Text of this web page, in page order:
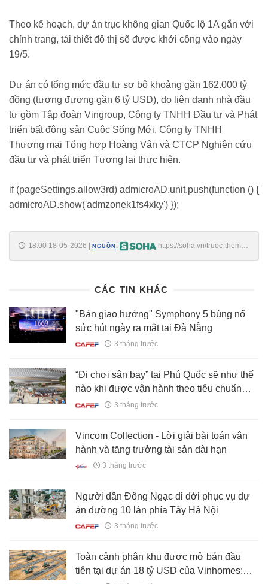
Theo kế hoạch, dự án trục không gian Quốc lộ 1A gắn với
chỉnh trang, tái thiết đô thị sẽ được khởi công vào ngày
19/5.
Dự án có tổng mức đầu tư sơ bộ khoảng gần 162.000 tỷ
đồng (tương đương gần 6 tỷ USD), do liên danh nhà đầu
tư gồm Tập đoàn Vingroup, Công ty TNHH Đầu tư và Phát
triển bất động sản Cuộc Sống Mới, Công ty TNHH
Thương mại Tổng hợp Hoàng Vân và CTCP Nghiên cứu
đầu tư và phát triển Tương lai thực hiện.
if (pageSettings.allow3rd) admicroAD.unit.push(function () {
admicroAD.show('admzonek1fs4xky') });
18:00 18-05-2026 NGUỒN :
https://soha.vn/truoc-them-
CÁC TIN KHÁC
"Bản giao hưởng" Symphony 5 bùng nổ
sức hút ngày ra mắt tại Đà Nẵng
3 tháng trước
“Đi chơi sân bay” tại Phú Quốc sẽ như thế
nào khi được vận hành theo tiêu chuẩn
Changi? 3 tháng trước
Vincom Collection - Lời giải bài toán vận
hành và tăng trưởng tài sản dài hạn
3 tháng trước
Người dân Đông Ngạc di dời phục vụ dự
án đường 10 làn phía Tây Hà Nội
3 tháng trước
Toàn cảnh phân khu được mở bán đầu
tiên tại dự án 18 tỷ USD của Vinhomes: